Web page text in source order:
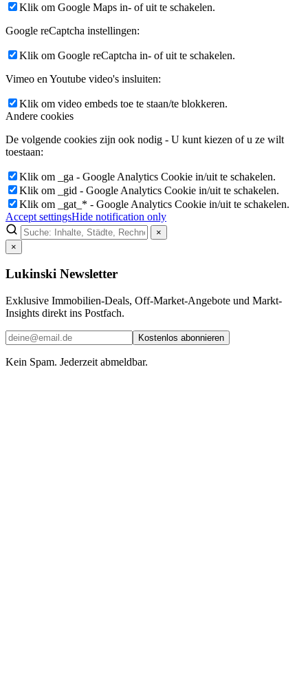
Klik om Google Maps in- of uit te schakelen.
Google reCaptcha instellingen:
Klik om Google reCaptcha in- of uit te schakelen.
Vimeo en Youtube video's insluiten:
Klik om video embeds toe te staan/te blokkeren.
Andere cookies
De volgende cookies zijn ook nodig - U kunt kiezen of u ze wilt
toestaan:
Klik om _ga - Google Analytics Cookie in/uit te schakelen.
Klik om _gid - Google Analytics Cookie in/uit te schakelen.
Klik om _gat_* - Google Analytics Cookie in/uit te schakelen.
Accept settingsHide notification only
×
×
Lukinski Newsletter
Exklusive Immobilien-Deals, Off-Market-Angebote und Markt-
Insights direkt ins Postfach.
Kostenlos abonnieren
Kein Spam. Jederzeit abmeldbar.